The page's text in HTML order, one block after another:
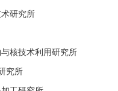
研究所
核技术利用研究所
究所